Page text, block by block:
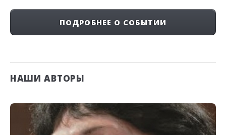
ПОДРОБНЕЕ О СОБЫТИИ
НАШИ АВТОРЫ